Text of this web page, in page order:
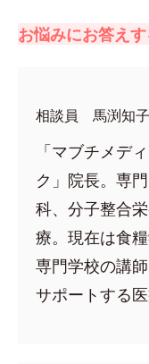
お悩みにお答え
相談員 馬渕知子
「マブチメデ
ク」院長。専
科、分子整合
療。現在は食
専門学校の講
サポートする医